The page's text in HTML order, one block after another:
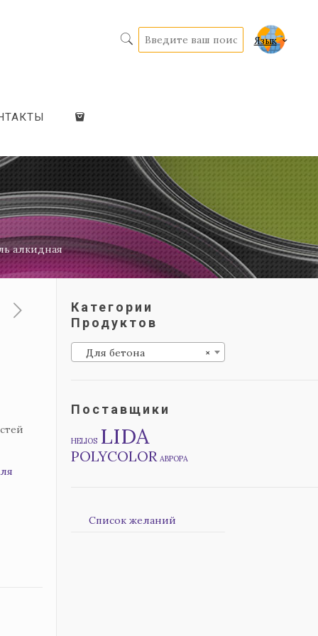
Язык
алкидная
Категории
Продуктов
×
Для бетона
Поставщики
HELIOS LIDA
POLYCOLOR АВРОРА
Список желаний